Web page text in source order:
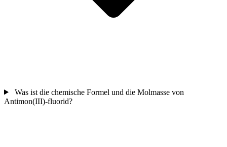
Was ist die chemische Formel und die Molmasse von
Antimon(III)-fluorid?